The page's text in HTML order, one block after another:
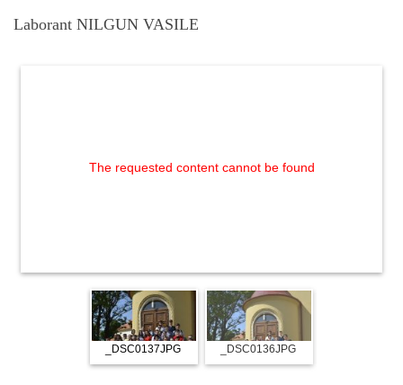
Laborant NILGUN VASILE
The requested content cannot be found
_DSC0137JPG _DSC0136JPG